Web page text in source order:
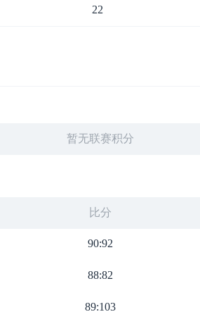
22
暂无联赛积分
比分
90:92
88:82
89:103